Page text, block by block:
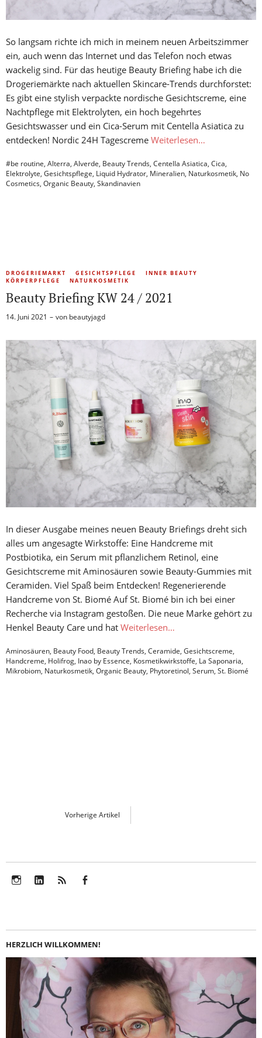
So langsam richte ich mich in meinem neuen Arbeitszimmer
ein, auch wenn das Internet und das Telefon noch etwas
wackelig sind. Für das heutige Beauty Briefing habe ich die
Drogeriemärkte nach aktuellen Skincare-Trends durchforstet:
Es gibt eine stylish verpackte nordische Gesichtscreme, eine
Nachtpflege mit Elektrolyten, ein hoch begehrtes
Gesichtswasser und ein Cica-Serum mit Centella Asiatica zu
entdecken! Nordic 24H Tagescreme Weiterlesen…
#be routine, Alterra, Alverde, Beauty Trends, Centella Asiatica, Cica,
Elektrolyte, Gesichtspflege, Liquid Hydrator, Mineralien, Naturkosmetik, No
Cosmetics, Organic Beauty, Skandinavien
DROGERIEMARKT GESICHTSPFLEGE
INNER BEAUTY
KÖRPERPFLEGE
NATURKOSMETIK
Beauty Briefing KW 24 / 2021
14. Juni 2021 von beautyjagd
In dieser Ausgabe meines neuen Beauty Briefings dreht sich
alles um angesagte Wirkstoffe: Eine Handcreme mit
Postbiotika, ein Serum mit pflanzlichem Retinol, eine
Gesichtscreme mit Aminosäuren sowie Beauty-Gummies mit
Ceramiden. Viel Spaß beim Entdecken! Regenerierende
Handcreme von St. Biomé Auf St. Biomé bin ich bei einer
Recherche via Instagram gestoßen. Die neue Marke gehört zu
Henkel Beauty Care und hat Weiterlesen…
Aminosäuren, Beauty Food, Beauty Trends, Ceramide, Gesichtscreme,
Handcreme, Holifrog, Inao by Essence, Kosmetikwirkstoffe, La Saponaria,
Mikrobiom, Naturkosmetik, Organic Beauty, Phytoretinol, Serum, St. Biomé
Vorherige Artikel
HERZLICH WILLKOMMEN!